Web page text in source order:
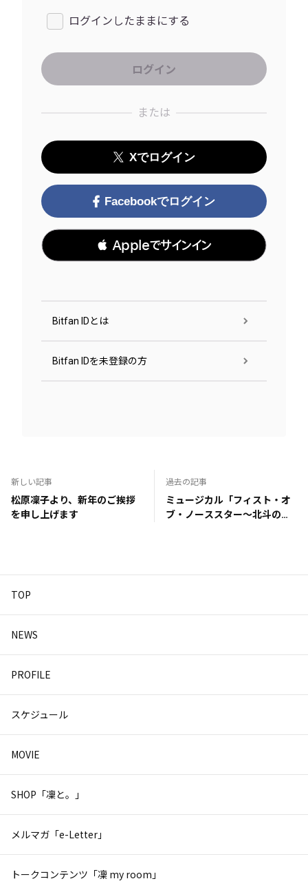
ログインしたままにする
または
Xでログイン
Facebookでログイン
 Appleでサインイン
Bitfan IDとは
Bitfan IDを未登録の方
新しい記事
松原凜子より、新年のご挨拶
を申し上げます
過去の記事
ミュージカル「フィスト・オ
ブ・ノーススター～北斗の拳
TOP
NEWS
PROFILE
スケジュール
MOVIE
SHOP「凜と。」
メルマガ「e-Letter」
トークコンテンツ「凜 my room」